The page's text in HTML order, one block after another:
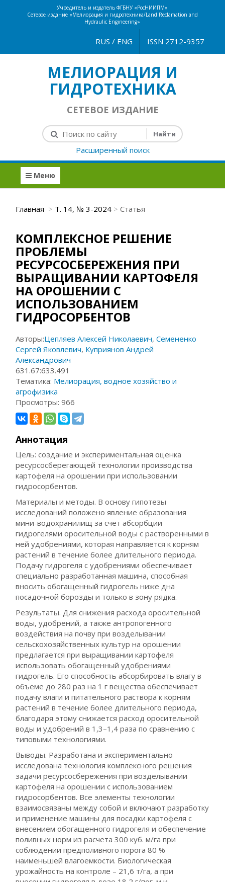
Учредитель и издатель ФГБНУ «РосНИИПМ»
Сетевое издание «Мелиорация и гидротехника/Land Reclamation and
Hydraulic Engineering»
ISSN 2712-9357
RUS / ENG
МЕЛИОРАЦИЯ И
ГИДРОТЕХНИКА
СЕТЕВОЕ ИЗДАНИЕ
Расширенный поиск
Меню
Главная Т. 14, № 3-2024 Статья
КОМПЛЕКСНОЕ РЕШЕНИЕ
ПРОБЛЕМЫ
РЕСУРСОСБЕРЕЖЕНИЯ ПРИ
ВЫРАЩИВАНИИ КАРТОФЕЛЯ
НА ОРОШЕНИИ С
ИСПОЛЬЗОВАНИЕМ
ГИДРОСОРБЕНТОВ
Авторы:Цепляев Алексей Николаевич,Семененко
Сергей Яковлевич, Куприянов Андрей
Александрович
631.67:633.491
Тематика: Мелиорация, водное хозяйство и
агрофизика
Просмотры:966
Аннотация
Цель: создание и экспериментальная оценка
ресурсосберегающей технологии производства
картофеля на орошении при использовании
гидросорбентов.
Материалы и методы. В основу гипотезы
исследований положено явление образования
мини-водохранилищ за счет абсорбции
гидрогелями оросительной воды с растворенными в
ней удобрениями, которая направляется к корням
растений в течение более длительного периода.
Подачу гидрогеля с удобрениями обеспечивает
специально разработанная машина, способная
вносить обогащенный гидрогель ниже дна
посадочной борозды и только в зону рядка.
Результаты. Для снижения расхода оросительной
воды, удобрений, а также антропогенного
воздействия на почву при возделывании
сельскохозяйственных культур на орошении
предлагается при выращивании картофеля
использовать обогащенный удобрениями
гидрогель. Его способность абсорбировать влагу в
объеме до 280 раз на 1 г вещества обеспечивает
подачу влаги и питательного раствора к корням
растений в течение более длительного периода,
благодаря этому снижается расход оросительной
воды и удобрений в 1,3–1,4 раза по сравнению с
типовыми технологиями.
Выводы. Разработана и экспериментально
исследована технология комплексного решения
задачи ресурсосбережения при возделывании
картофеля на орошении с использованием
гидросорбентов. Все элементы технологии
взаимосвязаны между собой и включают разработку
и применение машины для посадки картофеля с
внесением обогащенного гидрогеля и обеспечение
поливных норм из расчета 300 куб. м/га при
соблюдении предполивного порога 80 %
наименьшей влагоемкости. Биологическая
урожайность на контроле – 21,6 т/га, а при